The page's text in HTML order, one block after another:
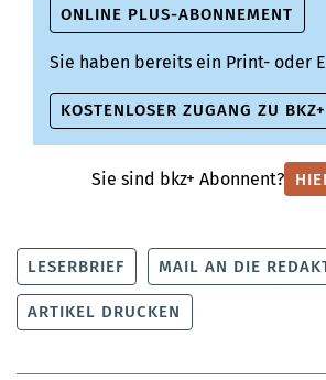
ONLINE PLUS-ABONNEMENT
Sie haben bereits ein Print- oder
KOSTENLOSER ZUGANG ZU BKZ+
Sie sind bkz+ Abonnent?
LESERBRIEF MAIL AN DIE
ARTIKEL DRUCKEN